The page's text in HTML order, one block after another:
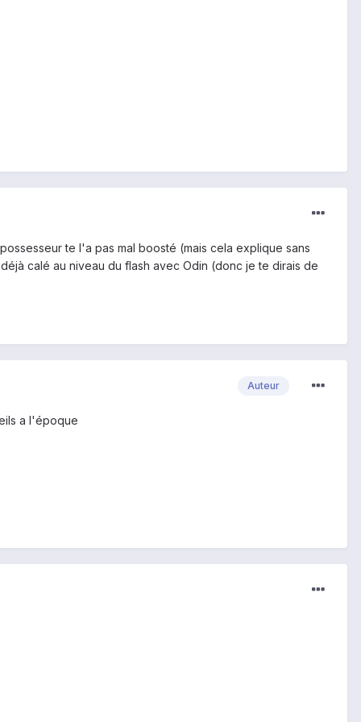
te l'a pas mal boosté (mais cela explique sans
calé au niveau du flash avec Odin (donc je te dirais de
Auteur
a l'époque